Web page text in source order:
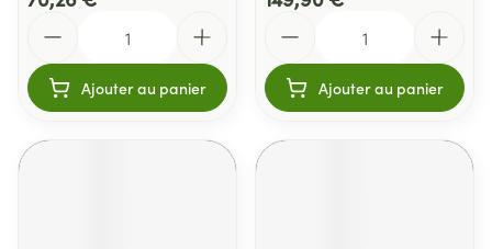
Ajouter au panier Ajouter au panier